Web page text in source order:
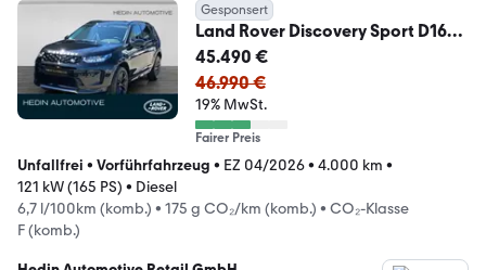
Gesponsert
Land Rover Discovery Sport D165
AWD S KAM|LED|LM
45.490 €
46.990 €
19% MwSt.
Fairer Preis
Unfallfrei • Vorführfahrzeug • EZ 04/2026• 4.000 km •
121 kW (165 PS) • Diesel
6,7 l/100km (komb.) • 175 g CO₂/km (komb.) • CO₂-Klasse
F (komb.)